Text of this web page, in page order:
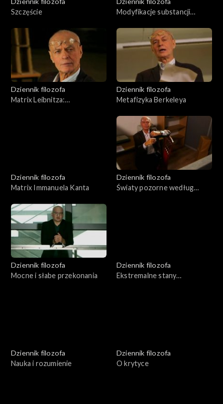
Szczęście
Modyfikacje substancji
Dziennik filozofa
Matrix Leibnitza:
Dziennik filozofa
Metafizyka Berkeleya
Dziennik filozofa
Matrix Immanuela Kanta
Dziennik filozofa
Światy pozorne według
Dziennik filozofa
Mocne i słabe przekonania
Dziennik filozofa
Ekstremalne stany
Dziennik filozofa
Nauka i rozumienie
Dziennik filozofa
O krytyce